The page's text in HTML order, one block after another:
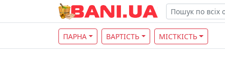
ПАРНА ВАРТІСТЬ МІСТКІСТЬ